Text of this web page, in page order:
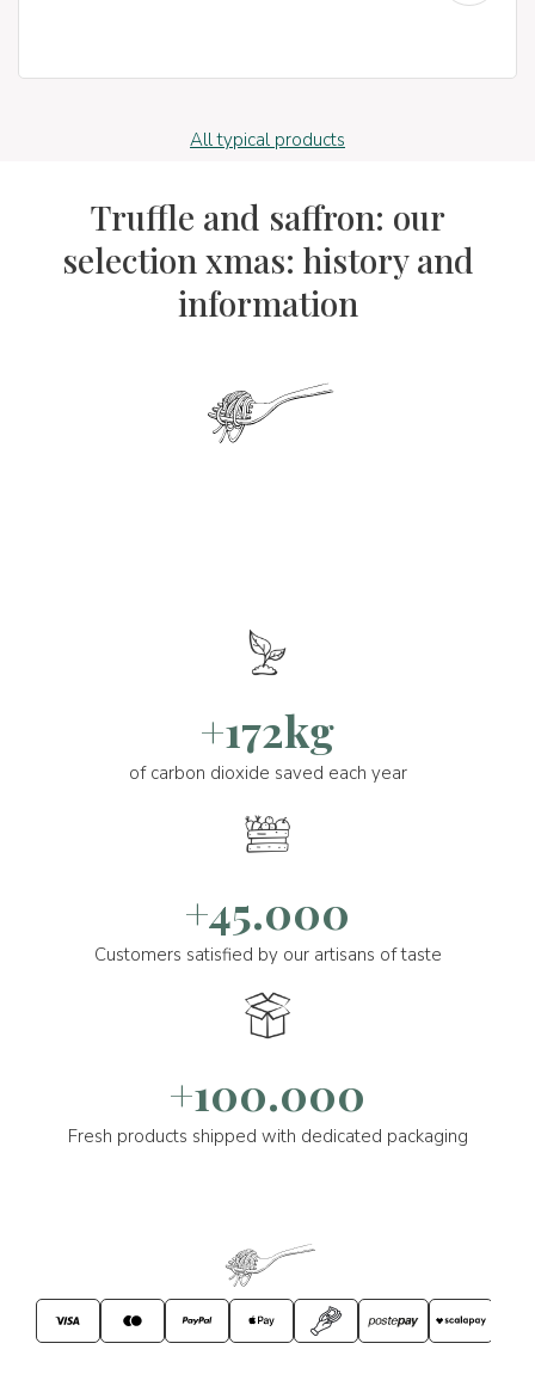
All typical products
Truffle and saffron: our
selection xmas: history and
information
+172kg
of carbon dioxide saved each year
+45.000
Customers satisfied by our artisans of taste
+100.000
Fresh products shipped with dedicated packaging